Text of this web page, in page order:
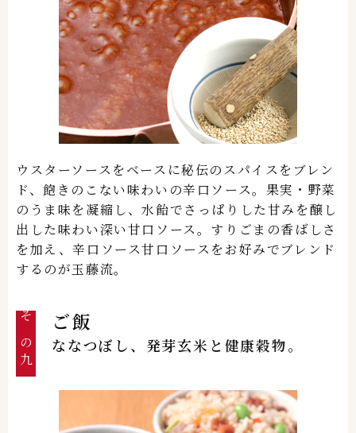
ウスターソースをベースに秘伝のスパイスをブレン
ド、飽きのこない味わいの辛口ソース。果実・野菜
のうま味を凝縮し、水飴でさっぱりした甘みを醸し
出した味わい深い甘口ソース。すりごまの香ばしさ
を加え、辛口ソース甘口ソースをお好みでブレンド
するのが玉藤流。
その九 ご飯
ななつぼし、発芽玄米と健康穀物。